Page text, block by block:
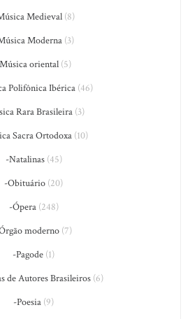
Medieval(8)
Moderna(3)
oriental (5)
Polifônica Ibérica(46)
Rara Brasileira (3)
Sacra Ortodoxa (10)
-Natalinas(45)
-Obituário (20)
-Ópera(248)
moderno (7)
-Pagode (1)
de Autores Brasileiros(6)
-Poesia (9)